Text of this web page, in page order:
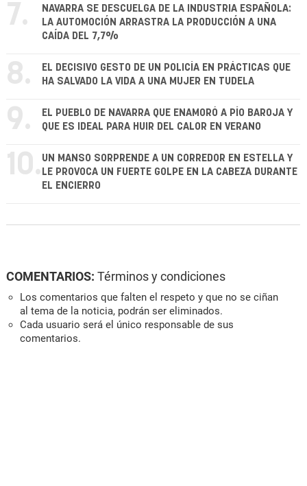
7.
NAVARRA SE DESCUELGA DE LA INDUSTRIA ESPAÑOLA:
LA AUTOMOCIÓN ARRASTRA LA PRODUCCIÓN A UNA
CAÍDA DEL 7,7%
8.
EL DECISIVO GESTO DE UN POLICÍA EN PRÁCTICAS QUE
HA SALVADO LA VIDA A UNA MUJER EN TUDELA
9.
EL PUEBLO DE NAVARRA QUE ENAMORÓ A PÍO BAROJA Y
QUE ES IDEAL PARA HUIR DEL CALOR EN VERANO
10. UN MANSO SORPRENDE A UN CORREDOR EN ESTELLA Y
LE PROVOCA UN FUERTE GOLPE EN LA CABEZA DURANTE
EL ENCIERRO
COMENTARIOS: Términos y condiciones
Los comentarios que falten el respeto y que no se ciñan
al tema de la noticia, podrán ser eliminados.
Cada usuario será el único responsable de sus
comentarios.